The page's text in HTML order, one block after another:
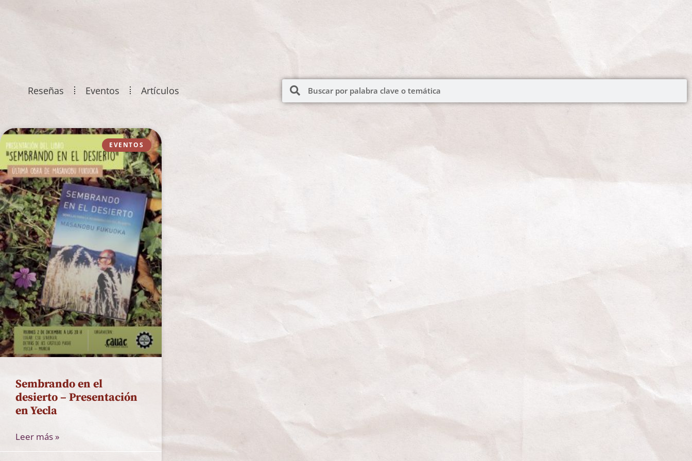
Reseñas Eventos Artículos
EVENTOS
Sembrando en el
desierto – Presentación
en Yecla
Leer más »